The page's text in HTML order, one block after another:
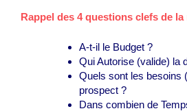
Rappel des 4 questions clefs de la
A-t-il le Budget ?
QuiAutorise (valide) la
Quels sont les besoins (
prospect ?
Dans combien de T